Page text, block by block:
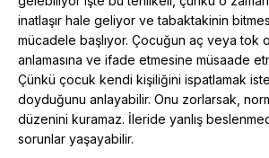
inatlaşır hale geliyor ve tabaktakinin
mücadele başlıyor. Çocuğun aç veya tok
anlamasına ve ifade etmesine müsaade
Çünkü çocuk kendi kişiliğini ispatlamak
doyduğunu anlayabilir. Onu zorlarsak,
düzenini kuramaz. İleride yanlış
sorunlar yaşayabilir.